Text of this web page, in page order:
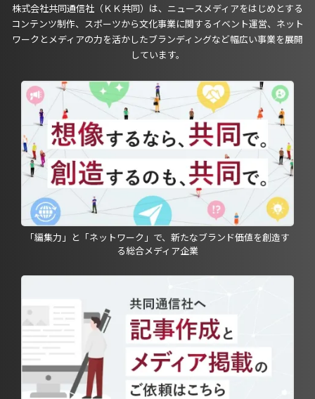
株式会社共同通信社（ＫＫ共同）は、ニュースメディアをはじめとする
コンテンツ制作、スポーツから文化事業に関するイベント運営、ネット
ワークとメディアの力を活かしたブランディングなど幅広い事業を展開
しています。
「編集力」と「ネットワーク」で、新たなブランド価値を創造す
る総合メディア企業